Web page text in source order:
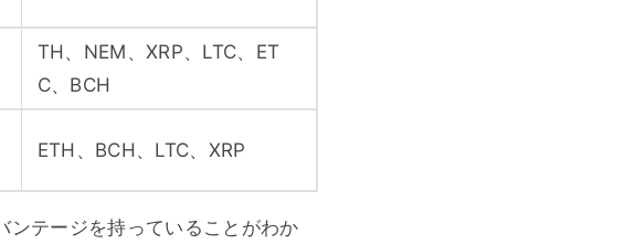
TH、NEM、XRP、LTC、ET
C、BCH
ETH、BCH、LTC、XRP
ンテージを持っていることがわか